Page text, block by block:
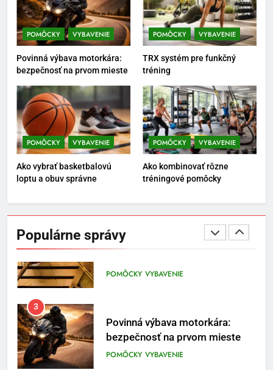
POMÔCKY VYBAVENIE
Povinná výbava motorkára:
bezpečnosť na prvom mieste
POMÔCKY VYBAVENIE
TRX systém pre funkčný
tréning
POMÔCKY VYBAVENIE
Ako vybrať basketbalovú
loptu a obuv správne
POMÔCKY VYBAVENIE
Ako kombinovať rôzne
tréningové pomôcky
Populárne správy
8
Najlepšie doplnky pre
motocyklistov na dlhé trasy
VYBAVENIE
1
Osemročný Adrián dobýva
sociálne siete vášňou pre futbal
a brankársky post – aj vďaka
produktom z Temu
Temu zmenila na prívetivú oázu
POMÔCKY
3
POMÔCKY VYBAVENIE
4